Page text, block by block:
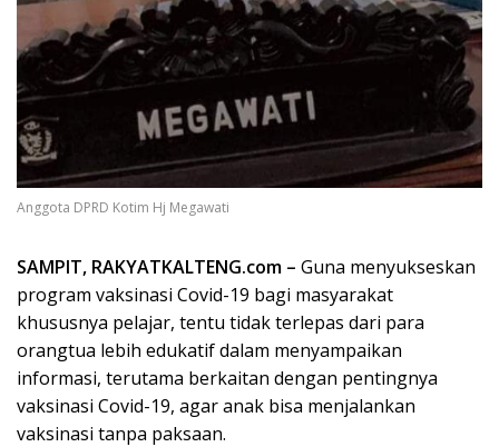
Anggota DPRD Kotim Hj Megawati
SAMPIT, RAKYATKALTENG.com – Guna menyukseskan
program vaksinasi Covid-19 bagi masyarakat
khususnya pelajar, tentu tidak terlepas dari para
orangtua lebih edukatif dalam menyampaikan
informasi, terutama berkaitan dengan pentingnya
vaksinasi Covid-19, agar anak bisa menjalankan
vaksinasi tanpa paksaan.